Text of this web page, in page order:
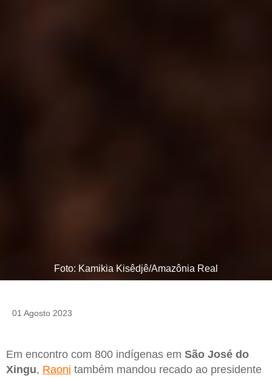
Foto: Kamikia Kisêdjê/Amazônia Real
01 Agosto 2023
Em encontro com 800 indígenas em São José do
Xingu, Raoni também mandou recado ao presidente